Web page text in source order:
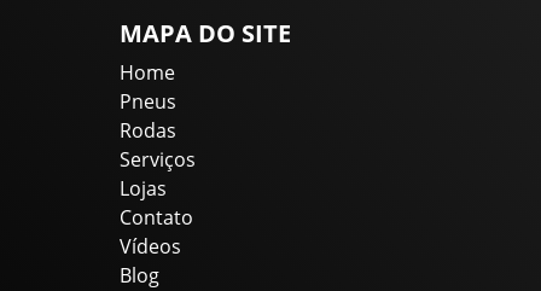
MAPA DO SITE
Home
Pneus
Rodas
Serviços
Lojas
Contato
Vídeos
Blog